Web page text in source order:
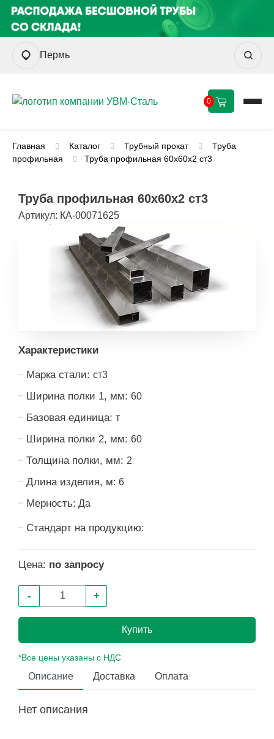
Пермь
0
Главная Каталог Трубный прокат
Труба
профильная
Труба профильная 60х60х2 ст3
Труба профильная 60х60х2 ст3
Артикул: КА-00071625
Характеристики
Марка стали: ст3
Ширина полки 1, мм: 60
Базовая единица: т
Ширина полки 2, мм: 60
Толщина полки, мм: 2
Длина изделия, м: 6
Мерность: Да
Стандарт на продукцию:
Цена: по запросу
- +
Купить
*Все цены указаны с НДС
Описание Доставка Оплата
Нет описания